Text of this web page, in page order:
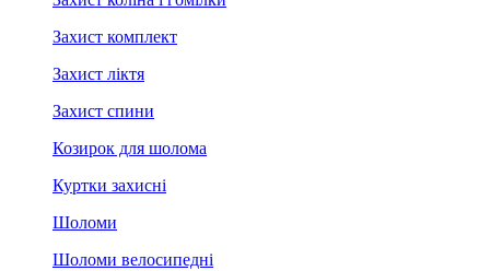
Захист комплект
Захист ліктя
Захист спини
Козирок для шолома
Куртки захисні
Шоломи
Шоломи велосипедні